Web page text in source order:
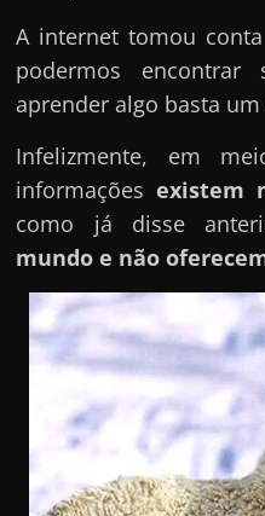
A internet tomou
podermos encontrar
aprender algo basta um
Infelizmente, em
informaçõesexistem
como já disse
mundo e não